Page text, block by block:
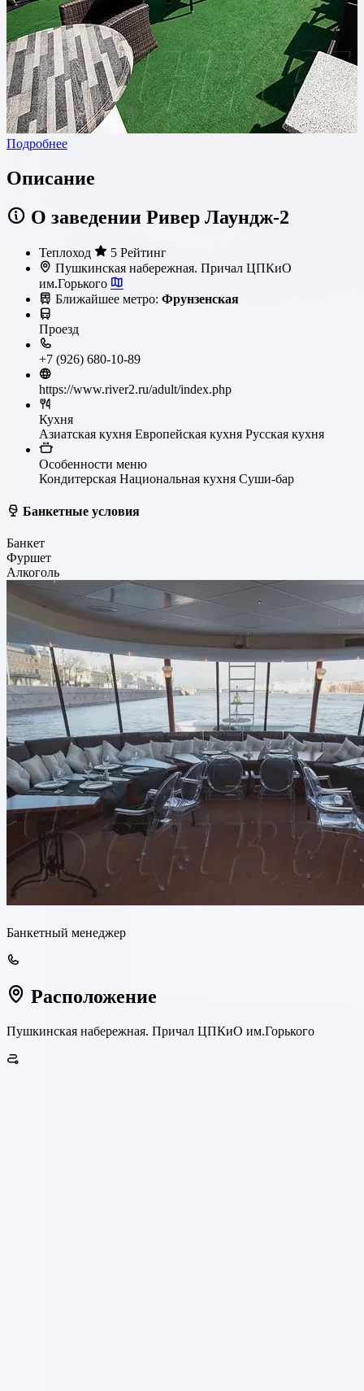
Подробнее
Описание
О заведении Ривер Лаундж-2
Теплоход
5 Рейтинг
Пушкинская набережная. Причал ЦПКиО
им.Горького
Ближайшее метро: Фрунзенская
Проезд
+7 (926) 680-10-89
https://www.river2.ru/adult/index.php
Кухня
Азиатская кухня Европейская кухня Русская кухня
Особенности меню
Кондитерская Национальная кухня Суши-бар
Банкетные условия
Банкет
Фуршет
Алкоголь
Банкетный менеджер
Расположение
Пушкинская набережная. Причал ЦПКиО им.Горького